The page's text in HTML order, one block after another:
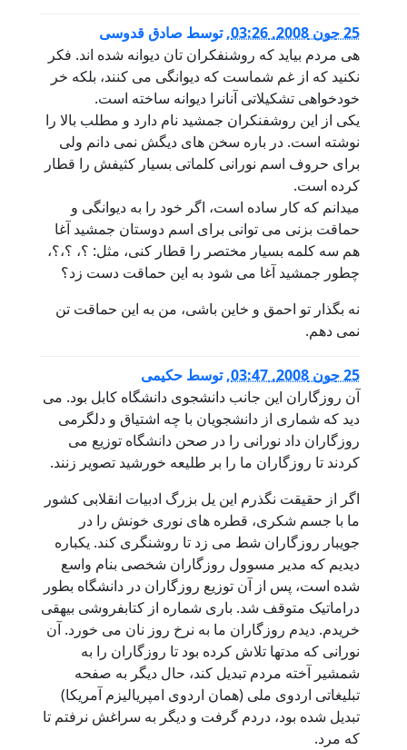
25 جون 2008, 03:26 ,توسط صادق قدوسی
هی مردم بیاید که روشنفکران تان دیوانه شده اند. فکر
نکنید که از غم شماست که دیوانگی می کنند، بلکه خر
خودخواهی تشکیلاتی آنانرا دیوانه ساخته است.
یکی از این روشفنکران جمشید نام دارد و مطلب بالا را
نوشته است. در باره سخن های دیگش نمی دانم ولی
برای حروف اسم نورانی کلماتی بسیار کثیفش را قطار
کرده است.
میدانم که کار ساده است، اگر خود را به دیوانگی و
حماقت بزنی می توانی برای اسم دوستان جمشید آغا
هم سه کلمه بسیار مختصر را قطار کنی، مثل: ؟، ؟،؟،
چطور جمشید آغا می شود به این حماقت دست زد؟
نه بگذار تو احمق و خاین باشی، من به این حماقت تن
نمی دهم.
25 جون 2008, 03:47 ,توسط حکیمی
آن روزگاران این جانب دانشجوی دانشگاه کابل بود. می
دید که شماری از دانشجویان با چه اشتیاق و دلگرمی
روزگاران داد نورانی را در صحن دانشگاه توزیع می
کردند تا روزگاران ما را بر طلیعه خورشید تصویر زنند.
اگر از حقیقت نگذرم این یل بزرگ ادبیات انقلابی کشور
ما با جسم شکری، قطره های نوری خونش را در
جویبار روزگاران شط می زد تا روشنگری کند. یکباره
دیدیم که مدیر مسوول روزگاران شخصی بنام واسع
شده است، پس از آن توزیع روزگاران در دانشگاه بطور
دراماتیک متوقف شد. باری شماره از کتابفروشی بیهقی
خریدم. دیدم روزگاران ما به نرخ روز نان می خورد. آن
نورانی که مدتها تلاش کرده بود تا روزگاران را به
شمشیر آخته مردم تبدیل کند، حال دیگر به صفحه
تبلیغاتی اردوی ملی (همان اردوی امپریالیزم آمریکا)
تبدیل شده بود، دردم گرفت و دیگر به سراغش نرفتم تا
که مرد.